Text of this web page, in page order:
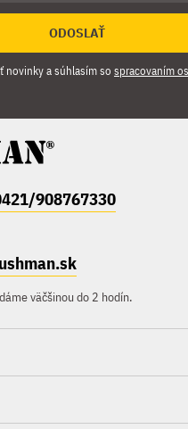
ODOSLAŤ
novinky a súhlasím so spracovaním
908767330
väčšinou do 2 hodín.